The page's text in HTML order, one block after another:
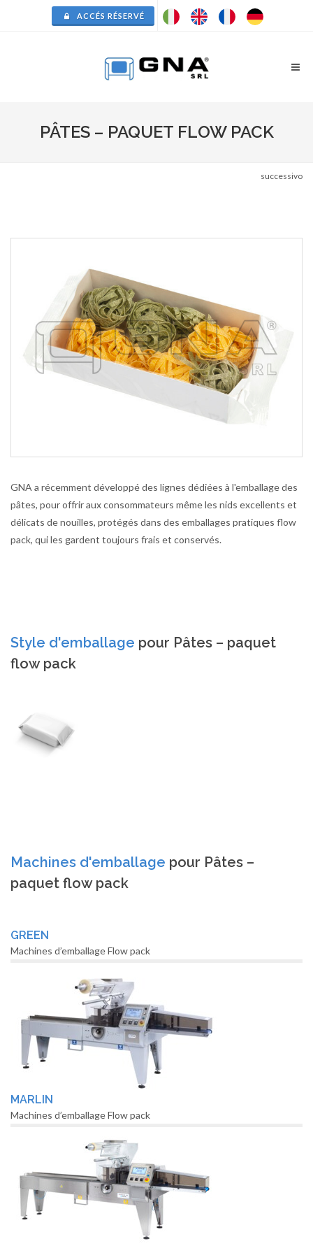
ACCÉS RÉSERVÉ
PÂTES – PAQUET FLOW PACK
successivo
GNA a récemment développé des lignes dédiées à l'emballage des
pâtes, pour offrir aux consommateurs même les nids excellents et
délicats de nouilles, protégés dans des emballages pratiques flow
pack, qui les gardent toujours frais et conservés.
Style d'emballage pour Pâtes – paquet
flow pack
Machines d'emballage pour Pâtes –
paquet flow pack
GREEN
Machines d’emballage Flow pack
MARLIN
Machines d’emballage Flow pack